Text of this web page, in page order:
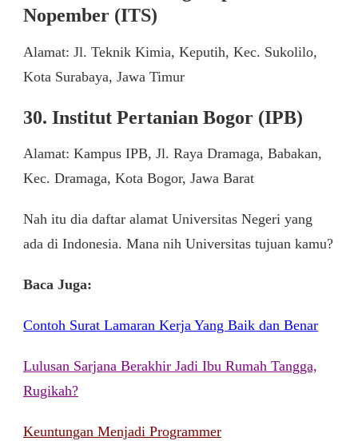
Nopember (ITS)
Alamat: Jl. Teknik Kimia, Keputih, Kec. Sukolilo,
Kota Surabaya, Jawa Timur
30. Institut Pertanian Bogor (IPB)
Alamat: Kampus IPB, Jl. Raya Dramaga, Babakan,
Kec. Dramaga, Kota Bogor, Jawa Barat
Nah itu dia daftar alamat Universitas Negeri yang
ada di Indonesia. Mana nih Universitas tujuan kamu?
Baca Juga:
Contoh Surat Lamaran Kerja Yang Baik dan Benar
Lulusan Sarjana Berakhir Jadi Ibu Rumah Tangga,
Rugikah?
Keuntungan Menjadi Programmer